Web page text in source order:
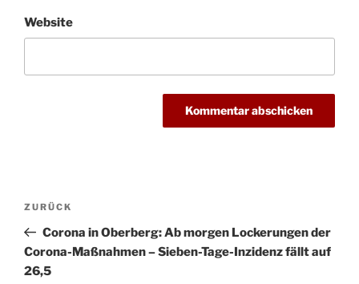
Website
Beitragsnavigation
Vorheriger
Beitrag
ZURÜCK
Corona in Oberberg: Ab morgen Lockerungen der
Corona-Maßnahmen – Sieben-Tage-Inzidenz fällt auf
26,5